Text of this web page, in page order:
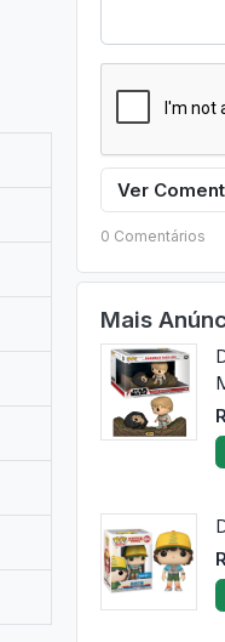
Ver
0 Comentários
Mais